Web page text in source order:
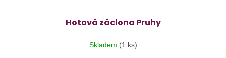
Hotová záclona Pruhy
Skladem (1 ks)